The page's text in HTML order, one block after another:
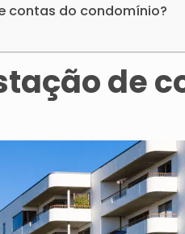
contas do condomínio?
de